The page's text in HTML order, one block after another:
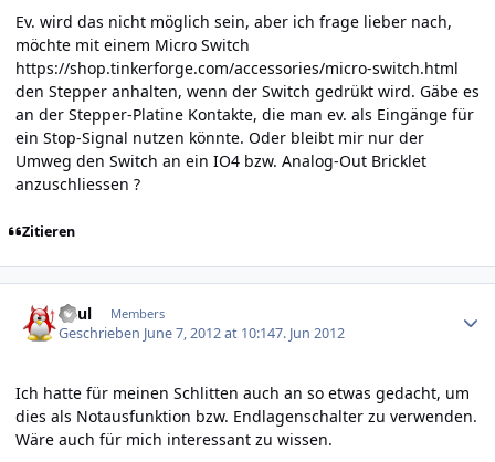
Ev. wird das nicht möglich sein, aber ich frage lieber nach,
möchte mit einem Micro Switch
https://shop.tinkerforge.com/accessories/micro-switch.html
den Stepper anhalten, wenn der Switch gedrükt wird. Gäbe es
an der Stepper-Platine Kontakte, die man ev. als Eingänge für
ein Stop-Signal nutzen könnte. Oder bleibt mir nur der
Umweg den Switch an ein IO4 bzw. Analog-Out Bricklet
anzuschliessen ?
Zitieren
Paul Members
Geschrieben June 7, 2012 at 10:147. Jun 2012
Ich hatte für meinen Schlitten auch an so etwas gedacht, um
dies als Notausfunktion bzw. Endlagenschalter zu verwenden.
Wäre auch für mich interessant zu wissen.